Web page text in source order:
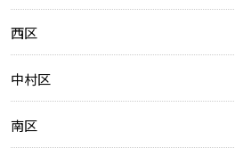
西区
中村区
南区